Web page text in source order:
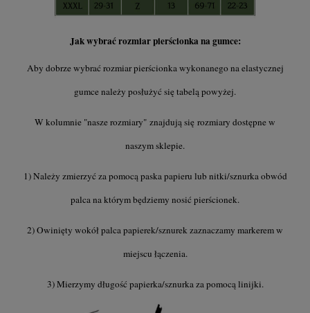
Jak wybrać rozmiar pierścionka na gumce:
Aby dobrze wybrać rozmiar pierścionka wykonanego na elastycznej
gumce należy posłużyć się tabelą powyżej.
W kolumnie "nasze rozmiary" znajdują się rozmiary dostępne w
naszym sklepie.
1) Należy zmierzyć za pomocą paska papieru lub nitki/sznurka obwód
palca na którym będziemy nosić pierścionek.
2) Owinięty wokół palca papierek/sznurek zaznaczamy markerem w
miejscu łączenia.
3) Mierzymy długość papierka/sznurka za pomocą linijki.